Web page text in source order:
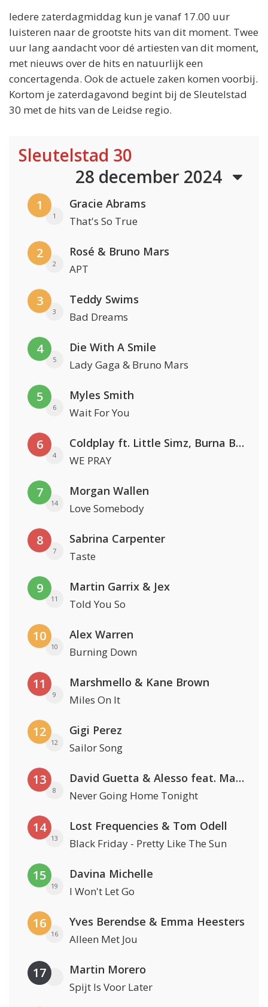
Iedere zaterdagmiddag kun je vanaf 17.00 uur
luisteren naar de grootste hits van dit moment. Twee
uur lang aandacht voor dé artiesten van dit moment,
met nieuws over de hits en natuurlijk een
concertagenda. Ook de actuele zaken komen voorbij.
Kortom je zaterdagavond begint bij de Sleutelstad
30 met de hits van de Leidse regio.
Sleutelstad 30
28 december 2024
1
1
Gracie Abrams
That's So True
2
2
Rosé & Bruno Mars
APT
3
3
Teddy Swims
Bad Dreams
4
5
Die With A Smile
Lady Gaga & Bruno Mars
5
6
Myles Smith
Wait For You
6
4
Coldplay ft. Little Simz, Burna Boy, Elyanna & Tini
WE PRAY
7
14
Morgan Wallen
Love Somebody
8
7
Sabrina Carpenter
Taste
9
11
Martin Garrix & Jex
Told You So
10
10
Alex Warren
Burning Down
11
9
Marshmello & Kane Brown
Miles On It
12
12
Gigi Perez
Sailor Song
13
8
David Guetta & Alesso feat. Madison Love
Never Going Home Tonight
14
13
Lost Frequencies & Tom Odell
Black Friday - Pretty Like The Sun
15
19
Davina Michelle
I Won't Let Go
16
16
Yves Berendse & Emma Heesters
Alleen Met Jou
17 Martin Morero
Spijt Is Voor Later